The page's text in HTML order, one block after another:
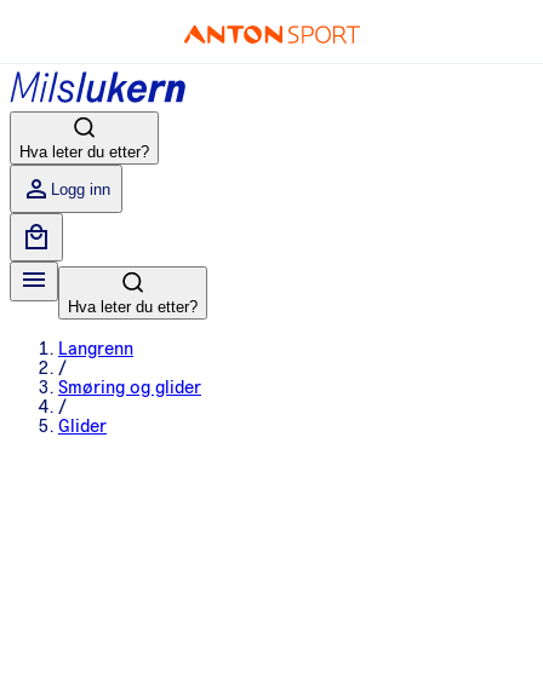
Hva leter du etter?
Logg inn
Hva leter du etter?
Langrenn
/
Smøring og glider
/
Glider